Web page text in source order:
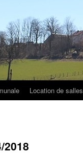
Location de salles
2018